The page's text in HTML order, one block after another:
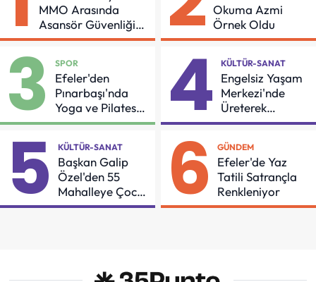
MMO Arasında
Asansör Güvenliği
İçin Önemli Protokol
Okuma Azmi
Örnek Oldu
3 SPOR
Efeler'den
Pınarbaşı'nda
Yoga ve Pilates
Buluşması
4 KÜLTÜR-SANAT
Engelsiz Yaşam
Merkezi'nde
Üreterek
Güçleniyorlar
5 KÜLTÜR-SANAT
Başkan Galip
Özel'den 55
Mahalleye Çocuk
Şenliği
6 GÜNDEM
Efeler'de Yaz
Tatili Satrançla
Renkleniyor